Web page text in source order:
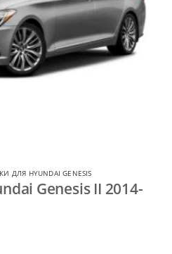
ДЛЯ HYUNDAI GENESIS
Genesis II 2014-